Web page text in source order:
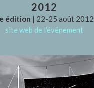
2012
édition | 22-25 août 2012
site web de l’événement